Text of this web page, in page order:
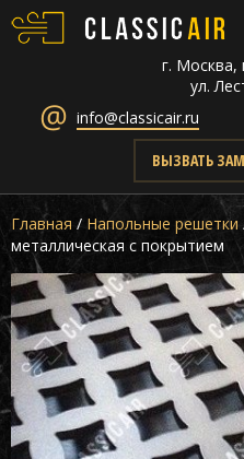
г. Москва,
ул.
info@classicair.ru
ВЫЗВАТЬ
Главная / Напольные решетки
металлическая с покрытием